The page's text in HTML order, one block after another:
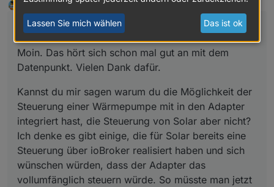
Kannst du mir sagen warum du die Möglichkeit
der Steuerung einer Wärmepumpe mit in den
Adapter integriert hast, die Steuerung von Solar
aber nicht? Ich denke es gibt einige, die für
Solar bereits eine Steuerung über ioBroker
realisiert haben und sich wünschen würden,
würde. So müsste man jetzt die Steuerung des
Pools über den Adapter laufen lassen und für
den Bereich Solar dann doch wieder Javascript
oder Blockly bemühen. Die tatsächliche
"Steuerungsmöglichkeit" für Solar würde den
Adapter perfekt machen.
Verstehe das bitte nicht als Kritik, das wäre halt
ein Wunsch für den Adapter. Ich bin sehr
dankbar für den Adapter bisher.
Online
DasBo1975 DEVELOPER schrieb am16. Apr. 2026, 10:49
DennisMenger sagte:
Moin. Das hört sich schon mal gut an mit dem
Datenpunkt. Vielen Dank dafür.
Kannst du mir sagen warum du die Möglichkeit der
Steuerung einer Wärmepumpe mit in den Adapter
integriert hast, die Steuerung von Solar aber nicht?
Ich denke es gibt einige, die für Solar bereits eine
Steuerung über ioBroker realisiert haben und sich
wünschen würden, dass der Adapter das
vollumfänglich steuern würde. So müsste man jetzt
Lassen Sie mich wählen Das ist ok